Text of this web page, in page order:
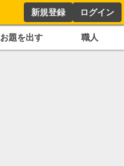
新規登録 ログイン
お題を出す 職人